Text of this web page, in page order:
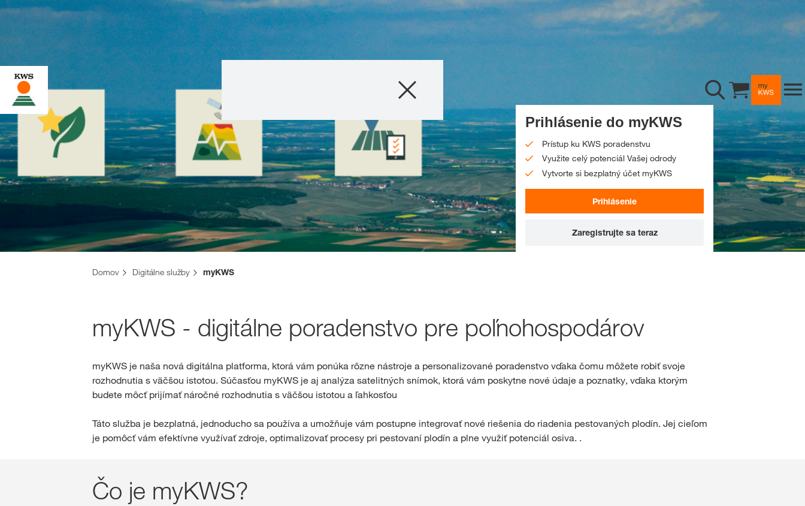
Produkty
Cukrová repa
Repka
Cirok
Slnečnica
Medziplodiny
Poradenstvo
Poradenstvo
Riadenie rastu rastlín
Sejba
Osivá a riešenia
Zber
Využitie plodín
Striedanie plodín
Príbehy a podujatia
Príbehy a podujatia
Podujatia
Sociálne siete
Digitálne služby
Digitálne služby
Aplikácia myKWS
O nás
O nás
Spoločnosť
Exkluzívny obsah
PRIHLÁSENIE
Domov Digitálne služby myKWS
Prihlásenie do myKWS
Prístup ku KWS poradenstvu
Využite celý potenciál Vašej odrody
Vytvorte si bezplatný účet myKWS
Prihlásenie
Zaregistrujte sa teraz
myKWS - digitálne poradenstvo pre poľnohospodárov
myKWS je naša nová digitálna platforma, ktorá vám ponúka rôzne nástroje a personalizované poradenstvo vďaka čomu môžete robiť svoje
rozhodnutia s väčšou istotou. Súčasťou myKWS je aj analýza satelitných snímok, ktorá vám poskytne nové údaje a poznatky, vďaka ktorým
budete môcť prijímať náročné rozhodnutia s väčšou istotou a ľahkosťou
Táto služba je bezplatná, jednoducho sa používa a umožňuje vám postupne integrovať nové riešenia do riadenia pestovaných plodín. Jej cieľom
je pomôcť vám efektívne využívať zdroje, optimalizovať procesy pri pestovaní plodín a plne využiť potenciál osiva. .
Čo je myKWS?